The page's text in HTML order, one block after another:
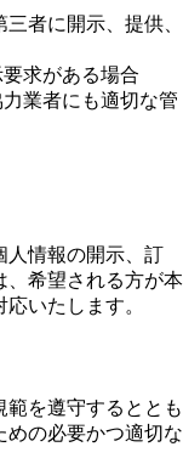
者に開示、提供、
求がある場合
業者にも適切な管
人情報の開示、訂
、希望される方が本
いたします。
を遵守するととも
めの必要かつ適切な